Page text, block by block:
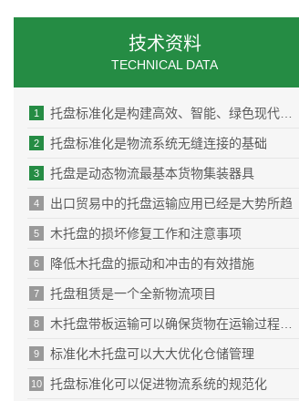
技术资料
TECHNICAL DATA
1 托盘标准化是构建高效、智能、绿色现代物流体系的必由之路
2 托盘标准化是物流系统无缝连接的基础
3 托盘是动态物流最基本货物集装器具
4 出口贸易中的托盘运输应用已经是大势所趋
5 木托盘的损坏修复工作和注意事项
6 降低木托盘的振动和冲击的有效措施
7 托盘租赁是一个全新物流项目
8 木托盘带板运输可以确保货物在运输过程中的安全性
9 标准化木托盘可以大大优化仓储管理
10 托盘标准化可以促进物流系统的规范化